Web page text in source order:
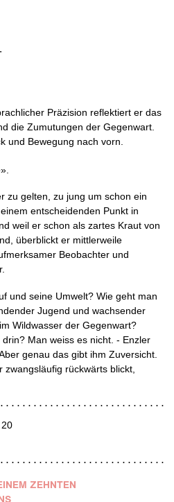
Präzision reflektiert er das
die Zumutungen der Gegenwart.
und Bewegung nach vorn.
zu gelten, zu jung um schon ein
entscheidenden Punkt in
weil er schon als zartes Kraut von
überblickt er mittlerweile
Beobachter und
und seine Umwelt? Wie geht man
Jugend und wachsender
Wildwasser der Gegenwart?
Man weiss es nicht. - Enzler
genau das gibt ihm Zuversicht.
rückwärts blickt,
ZEHNTEN